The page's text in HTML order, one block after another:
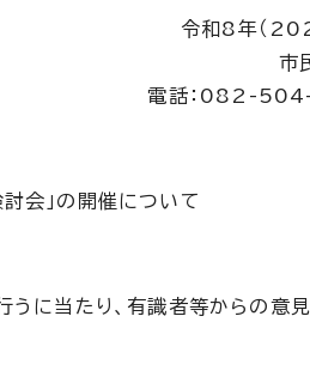
令和8年（
市
電話：082-
会」の開催について
に当たり、有識者等からの意